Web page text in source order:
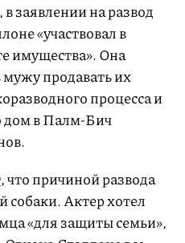
заявлении на развод
«участвовал в
имущества». Она
мужу продавать их
процесса и
дом в Палм-Бич
, что причиной развода
собаки. Актер хотел
«для защиты семьи»,